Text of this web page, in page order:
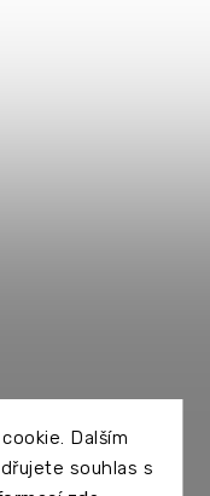
Dalším
souhlas s